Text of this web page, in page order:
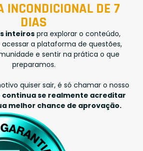
INCONDICIONAL DE 7
DIAS
inteirospra explorar o conteúdo,
acessar a plataforma de questões,
e sentir na prática o que
preparamos.
quiser sair, é só chamar o nosso
continua se realmente acreditar
melhor chance de aprovação.